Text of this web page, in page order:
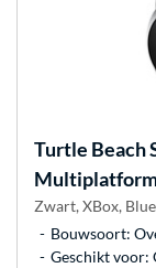
Turtle Beach
Multiplatform
Zwart, XBox,
Bouwsoort:
Geschikt voor: